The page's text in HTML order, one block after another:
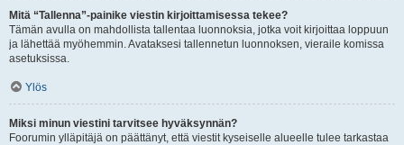
Mitä “Tallenna”-painike viestin kirjoittamisessa tekee?
Tämän avulla on mahdollista tallentaa luonnoksia, jotka voit kirjoittaa loppuun
ja lähettää myöhemmin. Avataksesi tallennetun luonnoksen, vieraile komissa
asetuksissa.
Ylös
Miksi minun viestini tarvitsee hyväksynnän?
Foorumin ylläpitäjä on päättänyt, että viestit kyseiselle alueelle tulee tarkastaa